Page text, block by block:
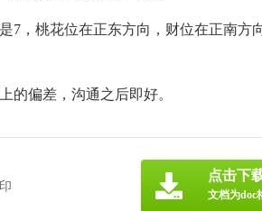
7，桃花位在正东方向，财位在正南方
的偏差，沟通之后即好。
点击下
文档为doc